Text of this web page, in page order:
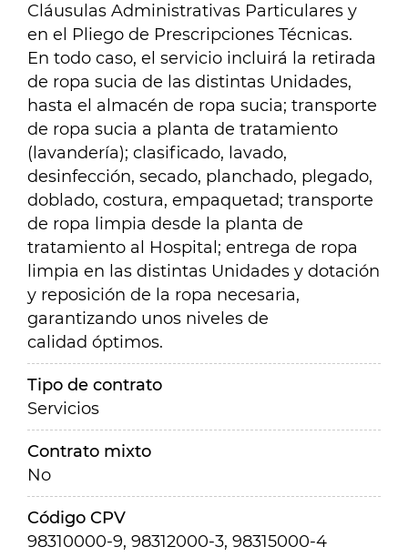
Cláusulas Administrativas Particulares y
en el Pliego de Prescripciones Técnicas.
En todo caso, el servicio incluirá la retirada
de ropa sucia de las distintas Unidades,
hasta el almacén de ropa sucia; transporte
de ropa sucia a planta de tratamiento
(lavandería); clasificado, lavado,
desinfección, secado, planchado, plegado,
doblado, costura, empaquetad; transporte
de ropa limpia desde la planta de
tratamiento al Hospital; entrega de ropa
limpia en las distintas Unidades y dotación
y reposición de la ropa necesaria,
garantizando unos niveles de
calidad óptimos.
Tipo de contrato
Servicios
Contrato mixto
No
Código CPV
98310000-9, 98312000-3, 98315000-4